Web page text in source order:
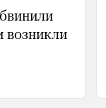
возникли